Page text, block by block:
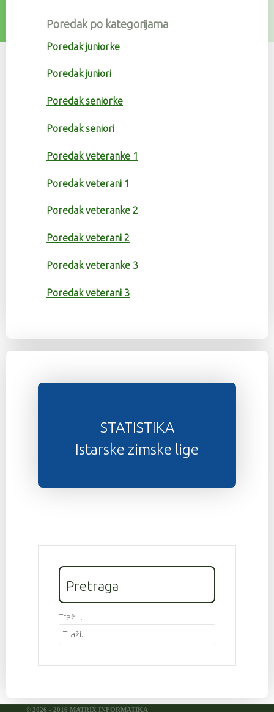
Poredak po kategorijama
Poredak juniorke
Poredak juniori
Poredak seniorke
Poredak seniori
Poredak veteranke 1
Poredak veterani 1
Poredak veteranke 2
Poredak veterani 2
Poredak veteranke 3
Poredak veterani 3
STATISTIKA
Istarske zimske lige
Pretraga
Traži...
© 2026 - 2016 MATRIX INFORMATIKA